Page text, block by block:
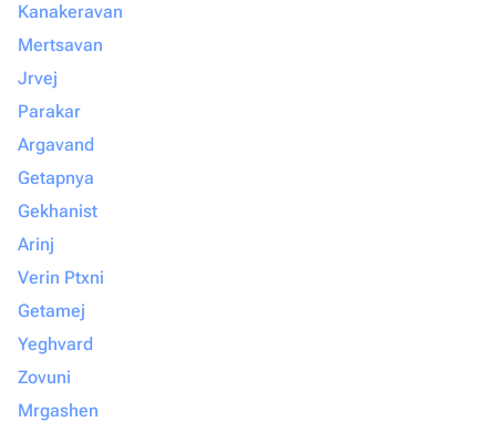
Kanakeravan
Mertsavan
Jrvej
Parakar
Argavand
Getapnya
Gekhanist
Arinj
Verin Ptxni
Getamej
Yeghvard
Zovuni
Mrgashen